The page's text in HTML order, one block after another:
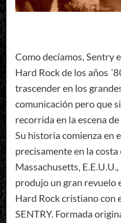
Como decíamos, Sentry
Hard Rock de los años
trascender en los
comunicación pero que
recorrida en la escena
Su historia comienza en
precisamente en la costa
Massachusetts,
produjo un gran revuelo
Hard Rock cristiano con
SENTRY. Formada